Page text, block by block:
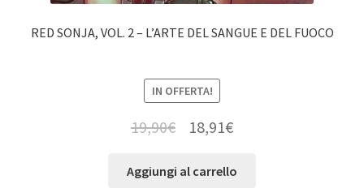
RED SONJA, VOL. 2 – L’ARTE DEL SANGUE E DEL FUOCO
IN OFFERTA!
19,90€ 18,91€
Aggiungi al carrello